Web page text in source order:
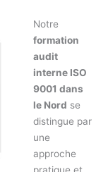
Notre
formation
audit
interne ISO
9001 dans
le Nord se
distingue par
une
approche